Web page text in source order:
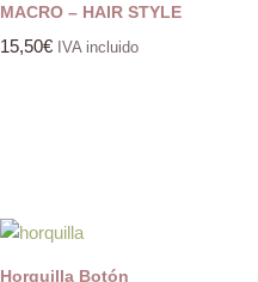
MACRO – HAIR STYLE
15,50€ IVA incluido
Horquilla Botón